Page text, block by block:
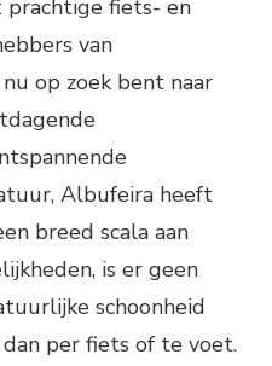
fiets- en
van
op zoek bent naar
Albufeira heeft
breed scala aan
is er geen
schoonheid
per fiets of te voet.